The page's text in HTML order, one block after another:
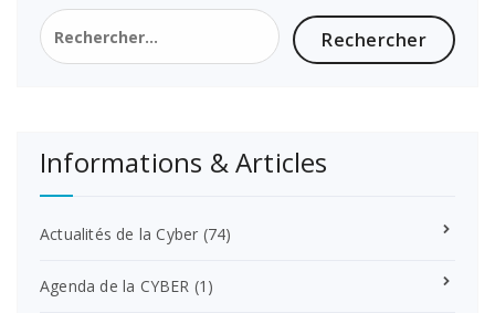
Rechercher :
Informations & Articles
Actualités de la Cyber (74)
Agenda de la CYBER (1)